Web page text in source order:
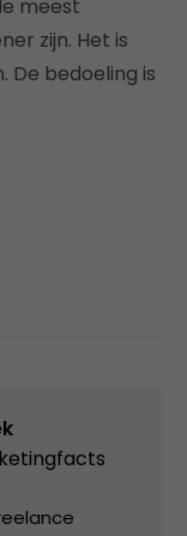
meest
zijn. Het is
De bedoeling is